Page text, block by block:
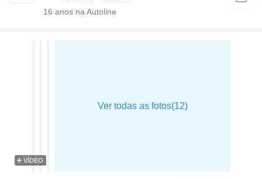
16 anos na Autoline
VÍDEO